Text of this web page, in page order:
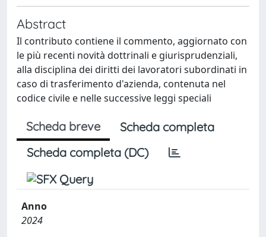
Abstract
Il contributo contiene il commento, aggiornato con
le più recenti novità dottrinali e giurisprudenziali,
alla disciplina dei diritti dei lavoratori subordinati in
caso di trasferimento d'azienda, contenuta nel
codice civile e nelle successive leggi speciali
Scheda breve
Scheda completa
Scheda completa (DC)
Anno
2024